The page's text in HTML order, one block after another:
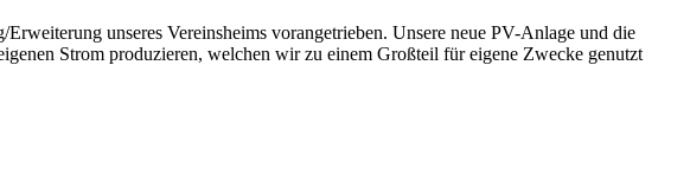
unseres Vereinsheims vorangetrieben. Unsere neue PV-Anlage und die
Strom produzieren, welchen wir zu einem Großteil für eigene Zwecke genutzt